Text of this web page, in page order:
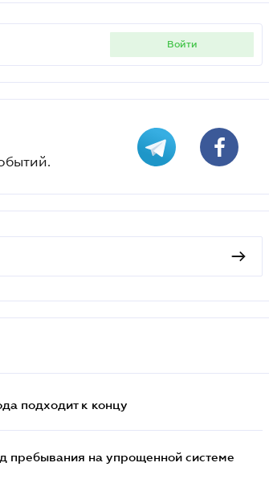
войти
подходит к концу
пребывания на упрощенной системе